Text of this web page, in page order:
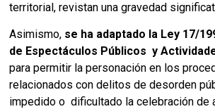
territorial, revistan una gravedad
Asimismo, se ha adaptado la Ley 17/
de Espectáculos Públicos y
para permitir la personación en los
relacionados con delitos de desorden
impedido o dificultado la celebración de